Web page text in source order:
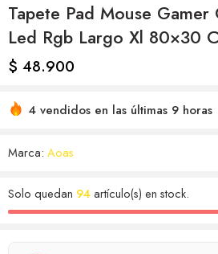
Tapete Pad Mouse Gamer
Led Rgb Largo Xl 80×30
$ 48.900
4 vendidos en las últimas 9 horas
Marca: Aoas
Solo quedan 94artículo(s) en stock.